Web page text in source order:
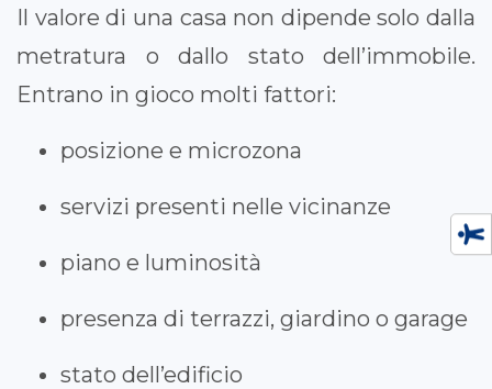
Il valore di una casa non dipende solo dalla
metratura o dallo stato dell’immobile.
Entrano in gioco molti fattori:
posizione e microzona
servizi presenti nelle vicinanze
piano e luminosità
presenza di terrazzi, giardino o garage
stato dell’edificio